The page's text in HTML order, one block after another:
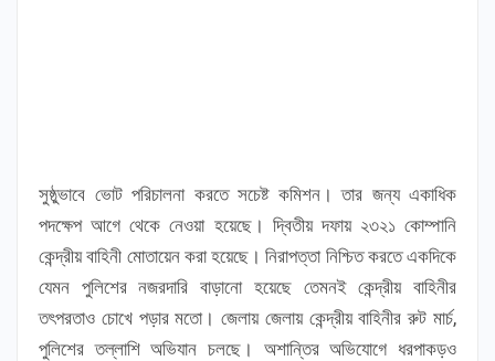
সুষ্ঠুভাবে ভোট পরিচালনা করতে সচেষ্ট কমিশন। তার জন্য একাধিক
পদক্ষেপ আগে থেকে নেওয়া হয়েছে। দ্বিতীয় দফায় ২৩২১ কোম্পানি
কেন্দ্রীয় বাহিনী মোতায়েন করা হয়েছে। নিরাপত্তা নিশ্চিত করতে একদিকে
যেমন পুলিশের নজরদারি বাড়ানো হয়েছে তেমনই কেন্দ্রীয় বাহিনীর
তৎপরতাও চোখে পড়ার মতো। জেলায় জেলায় কেন্দ্রীয় বাহিনীর রুট মার্চ,
পুলিশের তল্লাশি অভিযান চলছে। অশান্তির অভিযোগে ধরপাকড়ও